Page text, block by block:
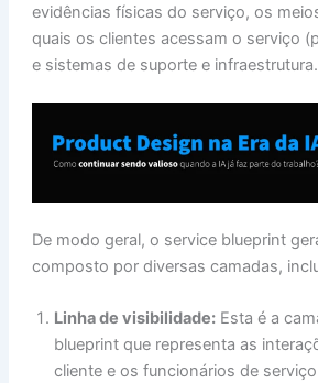
evidências físicas do serviço, os
quais os clientes acessam o serviço
e sistemas de suporte e infraestrutura.
De modo geral, o service blueprint
composto por diversas camadas,
Linha de visibilidade: Esta é a
blueprint que representa as
cliente e os funcionários de